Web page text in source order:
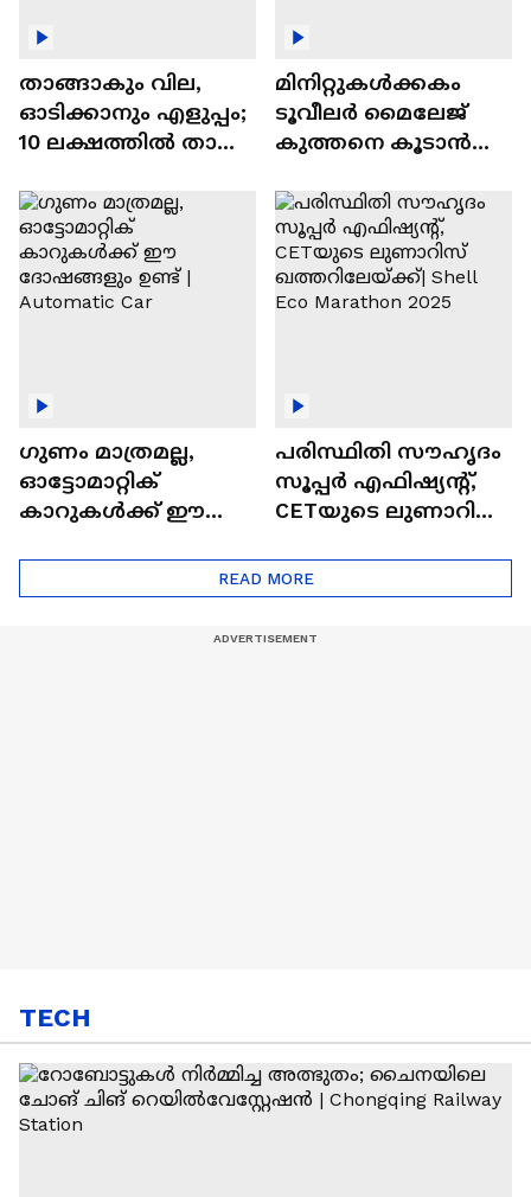
താങ്ങാകും വില,
ഓടിക്കാനും എളുപ്പം;
10 ലക്ഷത്തിൽ താഴെ
ഓട്ടോമാറ്റിക്ക്
എസ്‍യുവികൾ
മിനിറ്റുകൾക്കകം
ടൂവീലർ മൈലേജ്
കുത്തനെ കൂടാൻ
ഗുണം മാത്രമല്ല,
ഓട്ടോമാറ്റിക്
കാറുകൾക്ക് ഈ
പരിസ്ഥിതി സൗഹൃദം
സൂപ്പർ എഫിഷ്യന്റ്,
CETയുടെ ലുണാറിസ്
Eco Marathon 2025
READ MORE
TECH